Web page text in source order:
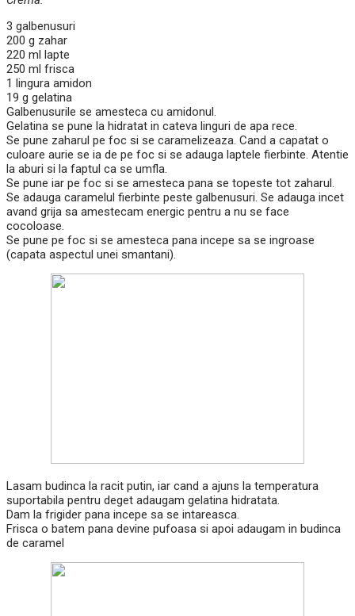
3 galbenusuri
200 g zahar
220 ml lapte
250 ml frisca
1 lingura amidon
19 g gelatina
Galbenusurile se amesteca cu amidonul.
Gelatina se pune la hidratat in cateva linguri de apa rece.
Se pune zaharul pe foc si se caramelizeaza. Cand a capatat o
culoare aurie se ia de pe foc si se adauga laptele fierbinte. Atentie
la aburi si la faptul ca se umfla.
Se pune iar pe foc si se amesteca pana se topeste tot zaharul.
Se adauga caramelul fierbinte peste galbenusuri. Se adauga incet
avand grija sa amestecam energic pentru a nu se face
cocoloase.
Se pune pe foc si se amesteca pana incepe sa se ingroase
(capata aspectul unei smantani).
Lasam budinca la racit putin, iar cand a ajuns la temperatura
suportabila pentru deget adaugam gelatina hidratata.
Dam la frigider pana incepe sa se intareasca.
Frisca o batem pana devine pufoasa si apoi adaugam in budinca
de caramel